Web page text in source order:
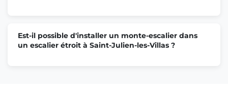
Est-il possible d'installer un monte-escalier dans
un escalier étroit à Saint-Julien-les-Villas ?